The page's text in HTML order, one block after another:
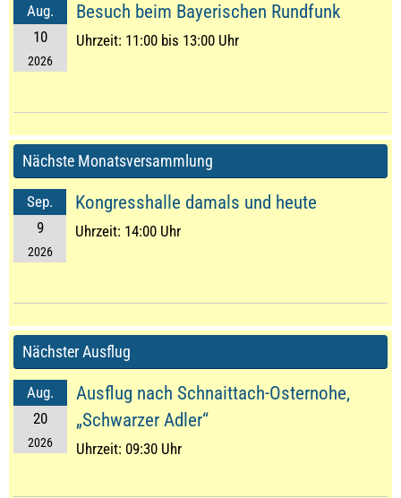
Aug.
10
2026
Besuch beim Bayerischen Rundfunk
Uhrzeit: 11:00 bis 13:00 Uhr
Nächste Monatsversammlung
Sep.
9
2026
Kongresshalle damals und heute
Uhrzeit: 14:00 Uhr
Nächster Ausflug
Aug.
20
2026
Ausflug nach Schnaittach-Osternohe,
„Schwarzer Adler“
Uhrzeit: 09:30 Uhr